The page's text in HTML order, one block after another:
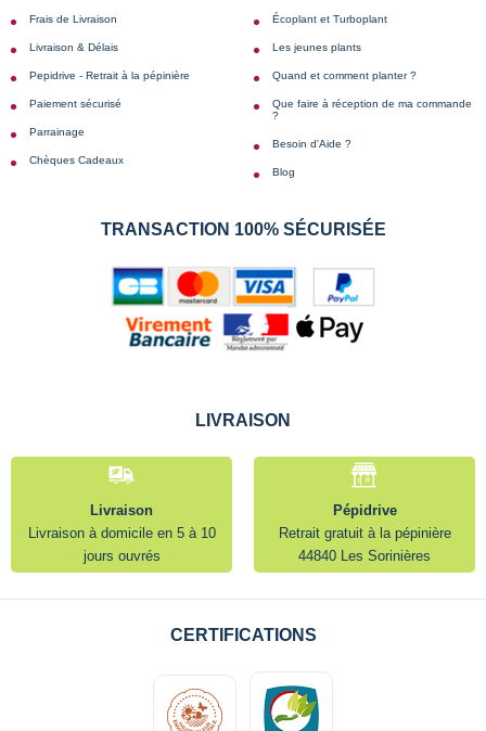
Frais de Livraison
Livraison & Délais
Pepidrive - Retrait à la pépinière
Paiement sécurisé
Parrainage
Chèques Cadeaux
Écoplant et Turboplant
Les jeunes plants
Quand et comment planter ?
Que faire à réception de ma commande
?
Besoin d'Aide ?
Blog
TRANSACTION 100% SÉCURISÉE
LIVRAISON
Livraison
Livraison à domicile en 5 à 10
jours ouvrés
Pépidrive
Retrait gratuit à la pépinière
44840 Les Sorinières
CERTIFICATIONS